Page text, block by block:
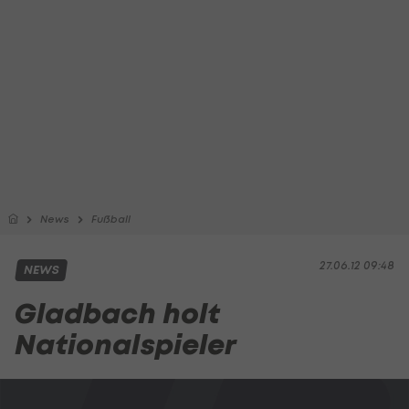
News Fußball
27.06.12 09:48
NEWS
Gladbach holt
Nationalspieler